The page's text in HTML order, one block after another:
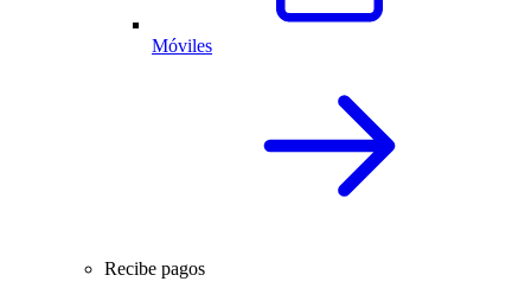
Móviles
Recibe pagos